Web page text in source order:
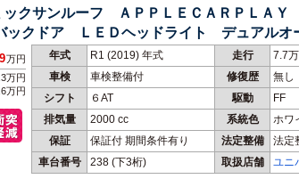
ックサンルーフ ＡＰＰＬＥＣＡＲＰＬＡ
クドア ＬＥＤヘッドライト デュアルオ
年式 R1 (2019) 年式 走行
7.7
車検
車検整備付 修復歴
無し
シフト
６AT 駆動
FF
排気量
2000 cc 系統色
ホワ
保証
保証付 期間条件有り 法定整備
法定
車台番号
238 (下3桁) 取扱店舗 ユ
9万円
万円
万円